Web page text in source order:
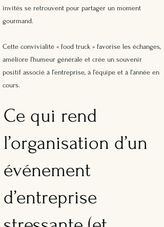
invités se retrouvent pour partager un moment
gourmand.
Cette convivialité « food truck » favorise les échanges,
améliore l’humeur générale et crée un souvenir
positif associé à l’entreprise, à l’équipe et à l’année en
cours.
Ce qui rend
l’organisation d’un
événement
d’entreprise